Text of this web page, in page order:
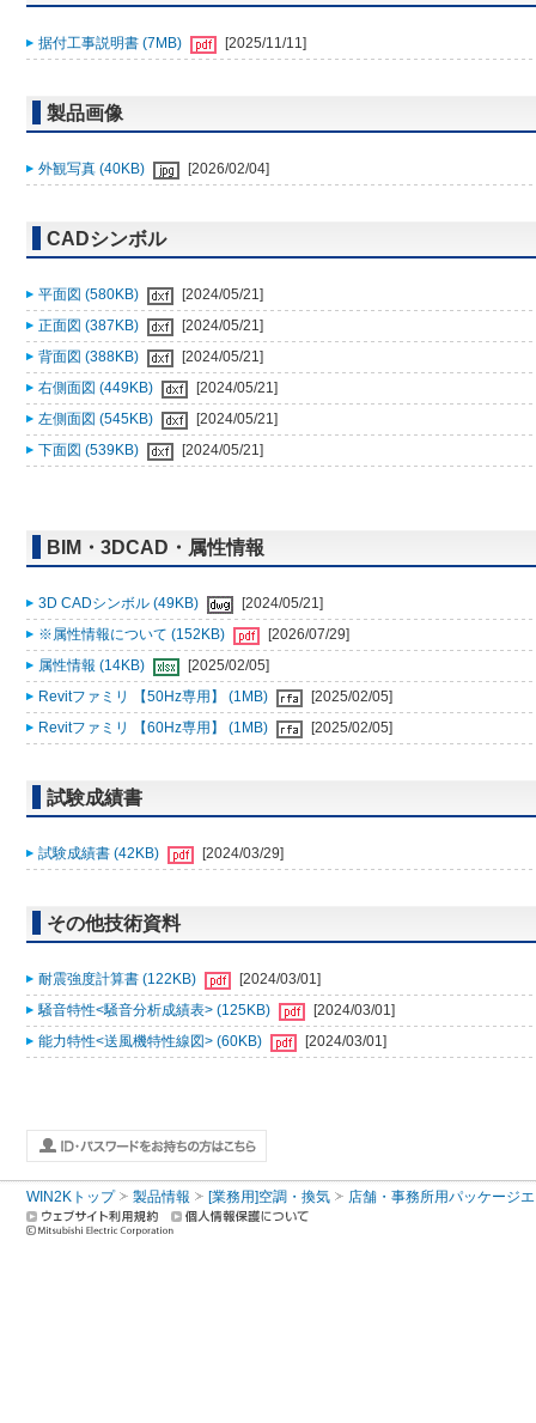
据付工事説明書 (7MB) [2025/11/11]
製品画像
外観写真 (40KB) [2026/02/04]
CADシンボル
平面図 (580KB)
[2024/05/21]
正面図 (387KB)
[2024/05/21]
背面図 (388KB)
[2024/05/21]
右側面図 (449KB)
[2024/05/21]
左側面図 (545KB)
[2024/05/21]
下面図 (539KB)
[2024/05/21]
BIM・3DCAD・属性情報
3D CADシンボル (49KB)
[2024/05/21]
※属性情報について (152KB)
[2026/07/29]
属性情報 (14KB)
[2025/02/05]
Revitファミリ 【50Hz専用】 (1MB)
[2025/02/05]
Revitファミリ 【60Hz専用】 (1MB)
[2025/02/05]
試験成績書
試験成績書 (42KB) [2024/03/29]
その他技術資料
耐震強度計算書 (122KB)
[2024/03/01]
騒音特性<騒音分析成績表> (125KB)
[2024/03/01]
能力特性<送風機特性線図> (60KB)
[2024/03/01]
WIN2Kトップ 製品情報 [業務用]空調・換気 店舗・事務所用パッケージ